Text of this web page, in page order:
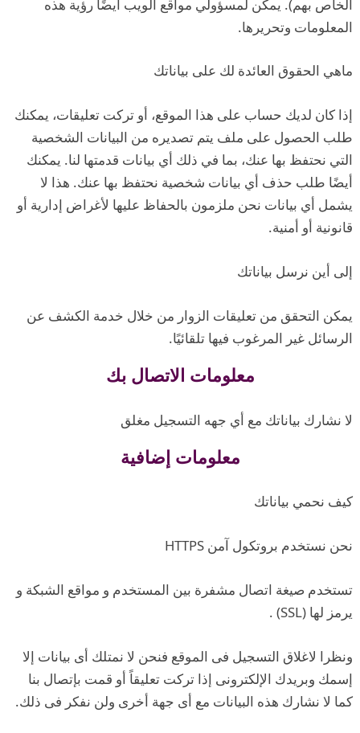
الخاص بهم). يمكن لمسؤولي مواقع الويب أيضًا رؤية هذه
المعلومات وتحريرها.
ماهي الحقوق العائدة لك على بياناتك
إذا كان لديك حساب على هذا الموقع، أو تركت تعليقات، يمكنك
طلب الحصول على ملف يتم تصديره من البيانات الشخصية
التي نحتفظ بها عنك، بما في ذلك أي بيانات قدمتها لنا. يمكنك
أيضًا طلب حذف أي بيانات شخصية نحتفظ بها عنك. هذا لا
يشمل أي بيانات نحن ملزمون بالحفاظ عليها لأغراض إدارية أو
قانونية أو أمنية.
إلى أين نرسل بياناتك
يمكن التحقق من تعليقات الزوار من خلال خدمة الكشف عن
الرسائل غير المرغوب فيها تلقائيًا.
معلومات الاتصال بك
لا نشارك بياناتك مع أي جهه التسجيل مغلق
معلومات إضافية
كيف نحمي بياناتك
نحن نستخدم بروتكول آمن HTTPS
تستخدم صيغة اتصال مشفرة بين المستخدم و مواقع الشبكة و
يرمز لها (SSL) .
ونظرا لاغلاق التسجيل فى الموقع فنحن لا نمتلك أى بيانات إلا
إسمك وبريدك الإلكترونى إذا تركت تعليقاً أو قمت بإتصال بنا
كما لا نشارك هذه البيانات مع أى جهة أخرى ولن نفكر فى ذلك.